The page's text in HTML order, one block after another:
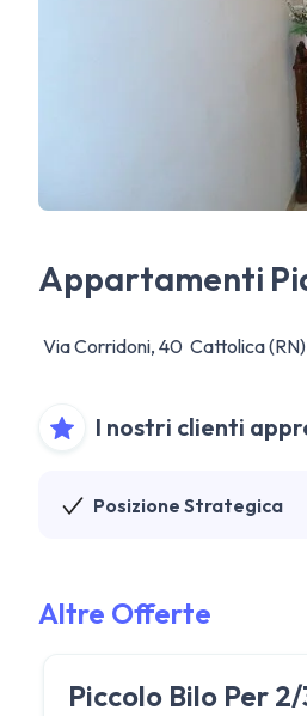
Appartamenti
Via Corridoni, 40 Cattolica (RN)
I nostri clienti
Posizione Strategica
Altre Offerte
Piccolo Bilo Per